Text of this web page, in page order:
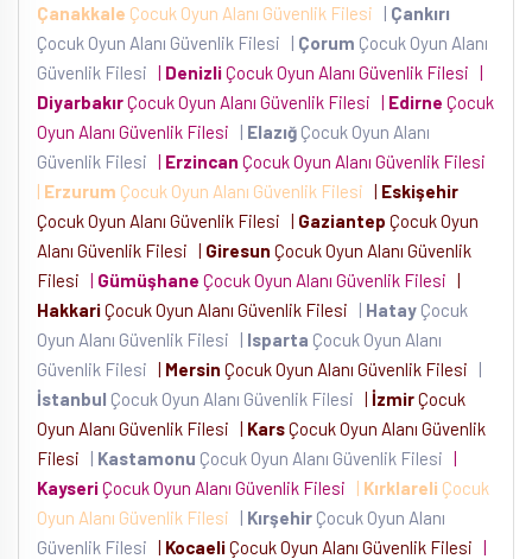
Çanakkale Çocuk Oyun Alanı Güvenlik Filesi | Çankırı
Çocuk Oyun Alanı Güvenlik Filesi
| Çorum Çocuk Oyun Alanı
Güvenlik Filesi | DenizliÇocuk Oyun Alanı Güvenlik Filesi |
DiyarbakırÇocuk Oyun Alanı Güvenlik Filesi | Edirne Çocuk
Oyun Alanı Güvenlik Filesi
| Elazığ Çocuk Oyun Alanı
Güvenlik Filesi | Erzincan Çocuk Oyun Alanı Güvenlik Filesi
| Erzurum Çocuk Oyun Alanı Güvenlik Filesi | Eskişehir
Çocuk Oyun Alanı Güvenlik Filesi | Gaziantep Çocuk Oyun
Alanı Güvenlik Filesi | Giresun Çocuk Oyun Alanı Güvenlik
Filesi | Gümüşhane Çocuk Oyun Alanı Güvenlik Filesi |
HakkariÇocuk Oyun Alanı Güvenlik Filesi | Hatay Çocuk
Oyun Alanı Güvenlik Filesi
| Isparta Çocuk Oyun Alanı
Güvenlik Filesi | Mersin Çocuk Oyun Alanı Güvenlik Filesi
|
İstanbul Çocuk Oyun Alanı Güvenlik Filesi | İzmirÇocuk
Oyun Alanı Güvenlik Filesi | KarsÇocuk Oyun Alanı Güvenlik
Filesi
| Kastamonu Çocuk Oyun Alanı Güvenlik Filesi |
KayseriÇocuk Oyun Alanı Güvenlik Filesi | Kırklareli Çocuk
Oyun Alanı Güvenlik Filesi
| Kırşehir Çocuk Oyun Alanı
Güvenlik Filesi | KocaeliÇocuk Oyun Alanı Güvenlik Filesi |